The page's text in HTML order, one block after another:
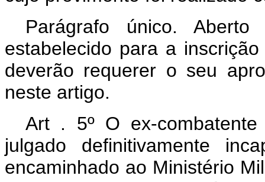
Parágrafo único.
estabelecido para a
deverão requerer o seu
neste artigo.
Art . 5º O ex-
julgado definitivamente
encaminhado ao Ministério